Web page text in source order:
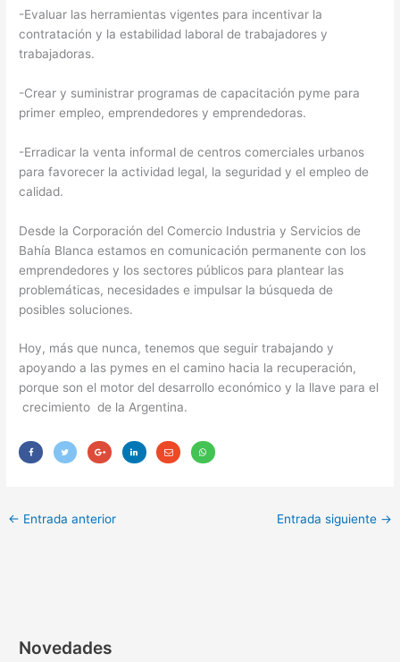
-Evaluar las herramientas vigentes para incentivar la
contratación y la estabilidad laboral de trabajadores y
trabajadoras.
-Crear y suministrar programas de capacitación pyme para
primer empleo, emprendedores y emprendedoras.
-Erradicar la venta informal de centros comerciales urbanos
para favorecer la actividad legal, la seguridad y el empleo de
calidad.
Desde la Corporación del Comercio Industria y Servicios de
Bahía Blanca estamos en comunicación permanente con los
emprendedores y los sectores públicos para plantear las
problemáticas, necesidades e impulsar la búsqueda de
posibles soluciones.
Hoy, más que nunca, tenemos que seguir trabajando y
apoyando a las pymes en el camino hacia la recuperación,
porque son el motor del desarrollo económico y la llave para el
crecimiento de la Argentina.
← Entrada anterior Entrada siguiente →
Novedades